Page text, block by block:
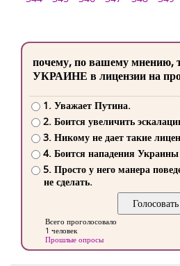
почему, по вашему мнению,
УКРАИНЕ в лицензии на
1. Уважает Путина.
2. Боится увеличить
3. Никому не дает такие
4. Боится нападения
5. Просто у него манера
не сделать.
Всего проголосовало
1 человек
Прошлые опросы